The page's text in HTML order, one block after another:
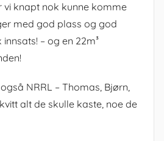
knapt nok kunne komme
med god plass og god
– og en 22m³
NRRL – Thomas, Bjørn,
alt de skulle kaste, noe de